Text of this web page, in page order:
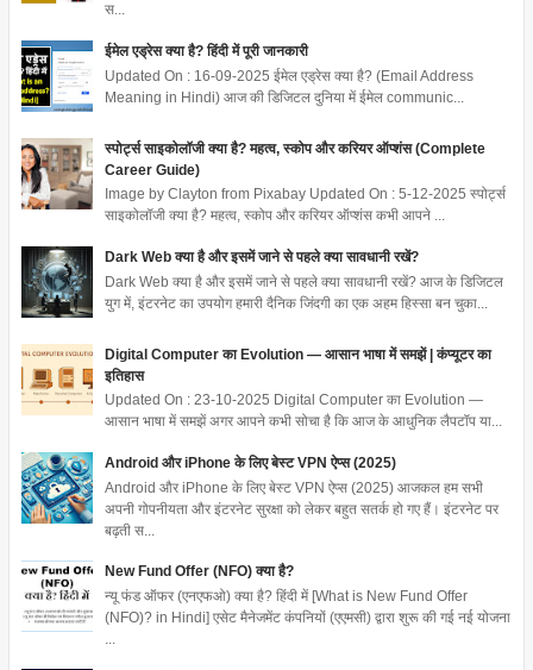
स...
ईमेल एड्रेस क्या है? हिंदी में पूरी जानकारी
Updated On : 16-09-2025 ईमेल एड्रेस क्या है? (Email Address
Meaning in Hindi) आज की डिजिटल दुनिया में ईमेल communic...
स्पोर्ट्स साइकोलॉजी क्या है? महत्व, स्कोप और करियर ऑप्शंस (Complete
Career Guide)
Image by Clayton from Pixabay Updated On : 5-12-2025 स्पोर्ट्स
साइकोलॉजी क्या है? महत्व, स्कोप और करियर ऑप्शंस कभी आपने ...
Dark Web क्या है और इसमें जाने से पहले क्या सावधानी रखें?
Dark Web क्या है और इसमें जाने से पहले क्या सावधानी रखें? आज के डिजिटल
युग में, इंटरनेट का उपयोग हमारी दैनिक जिंदगी का एक अहम हिस्सा बन चुका...
Digital Computer का Evolution — आसान भाषा में समझें | कंप्यूटर का
इतिहास
Updated On : 23-10-2025 Digital Computer का Evolution —
आसान भाषा में समझें अगर आपने कभी सोचा है कि आज के आधुनिक लैपटॉप या...
Android और iPhone के लिए बेस्ट VPN ऐप्स (2025)
Android और iPhone के लिए बेस्ट VPN ऐप्स (2025) आजकल हम सभी
अपनी गोपनीयता और इंटरनेट सुरक्षा को लेकर बहुत सतर्क हो गए हैं। इंटरनेट पर
बढ़ती स...
New Fund Offer (NFO) क्या है?
न्यू फंड ऑफर (एनएफओ) क्या है? हिंदी में [What is New Fund Offer
(NFO)? in Hindi] एसेट मैनेजमेंट कंपनियों (एएमसी) द्वारा शुरू की गई नई योजना